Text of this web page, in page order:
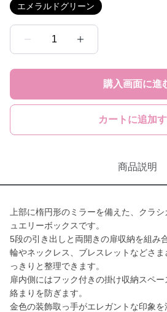
エメラルドグリーン
1
購入画面に進
カートに追加
商品説明
上部に楕円形のミラーを備えた、クラ
ュエリーボックスです。
5段の引き出しと両開きの扉収納を組み
輪やネックレス、ブレスレットなどさ
っきりと整理できます。
扉内側にはフック付きの掛け収納スペ
絡まりを防ぎます。
金色の装飾取っ手がエレガントな印象